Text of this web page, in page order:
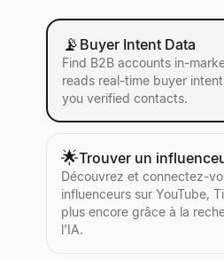
📡 Buyer Intent Data
Find B2B accounts in-
reads real-time buyer
you verified contacts.
🌟Trouver un
Découvrez et connectez-
influenceurs sur YouTube,
plus encore grâce à la
l'IA.